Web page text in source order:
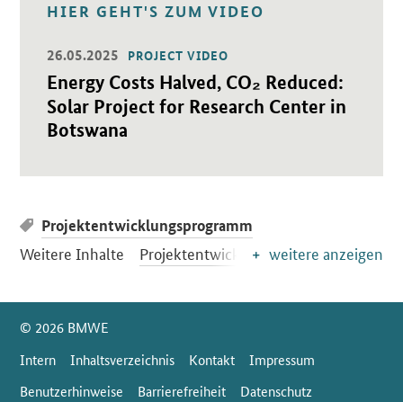
HIER GEHT'S ZUM VIDEO
26.05.2025 PROJECT VIDEO
Energy Costs Halved, CO₂ Reduced:
Solar Project for Research Center in
Botswana
Öffnet Einzelsicht
Projektentwicklungsprogramm
Weitere Inhalte Projektentwicklungsprogramm
weitere anzeigen
SrOnlyServicemenü
© 2026 BMWE
Intern
Inhaltsverzeichnis Kontakt
Impressum
Benutzerhinweise
Barrierefreiheit
Datenschutz